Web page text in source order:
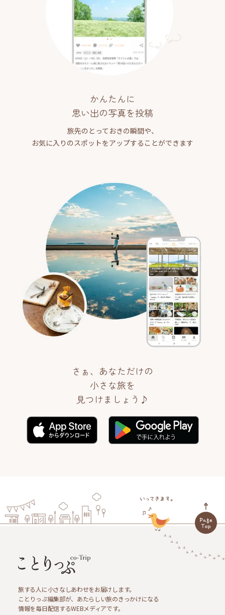
かんたんに
思い出の写真を投稿
旅先のとっておきの瞬間や、
お気に入りのスポットをアップすることができます
さぁ、あなただけの
小さな旅を
見つけましょう♪
旅する人に小さなしあわせをお届けします。
ことりっぷ編集部が、あたらしい旅のきっかけになる
情報を毎日配信するWEBメディアです。